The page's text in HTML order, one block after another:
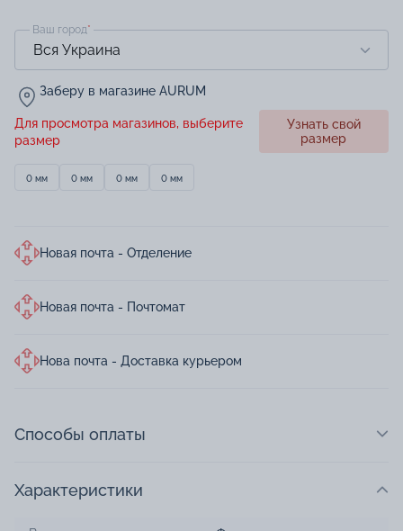
Ваш город*
Заберу в магазине AURUM
Для просмотра магазинов, выберите
размер
Узнать свой
размер
0 мм 0 мм 0 мм 0 мм
Новая почта - Отделение
Новая почта - Почтомат
Нова почта - Доставка курьером
Способы оплаты
Характеристики